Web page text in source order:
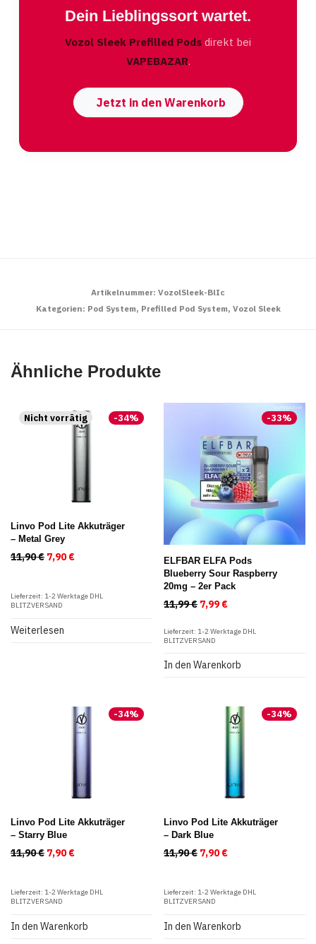
Dein Lieblingssort wartet.
Vozol Sleek Prefilled Pods direkt bei
VAPEBAZAR.
Jetzt in den Warenkorb
Artikelnummer: VozolSleek-BlIc
Kategorien: Pod System, Prefilled Pod System, Vozol Sleek
Ähnliche Produkte
-34%
Linvo Pod Lite Akkuträger
– Metal Grey
11,90€ Ursprünglicher Preis war: 11,90 €
7,90€ Aktueller Preis ist: 7,90 €.
Lieferzeit: 1-2 Werktage DHL
BLITZVERSAND
Weiterlesen
-33%
ELFBAR ELFA Pods
Blueberry Sour Raspberry
20mg – 2er Pack
11,99€ Ursprünglicher Preis
7,99€
Lieferzeit: 1-2 Werktage DHL
BLITZVERSAND
In den Warenkorb
-34%
Linvo Pod Lite Akkuträger
– Starry Blue
11,90€ Ursprünglicher Preis war: 11,90 €
7,90€ Aktueller Preis ist: 7,90 €.
Lieferzeit: 1-2 Werktage DHL
BLITZVERSAND
In den Warenkorb
-34%
Linvo Pod Lite Akkuträger
– Dark Blue
11,90€ Ursprünglicher Preis
7,90€
Lieferzeit: 1-2 Werktage DHL
BLITZVERSAND
In den Warenkorb